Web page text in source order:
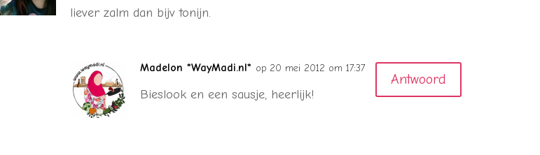
liever zalm dan bijv tonijn.
Madelon *WayMadi.nl* op 20 mei 2012 om 17:37
Bieslook en een sausje, heerlijk!
Antwoord